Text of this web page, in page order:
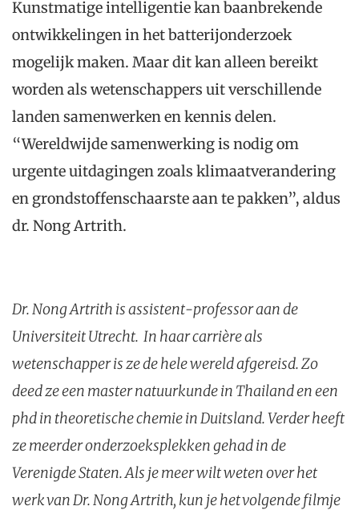
Kunstmatige intelligentie kan baanbrekende
ontwikkelingen in het batterijonderzoek
mogelijk maken. Maar dit kan alleen bereikt
worden als wetenschappers uit verschillende
landen samenwerken en kennis delen.
“Wereldwijde samenwerking is nodig om
urgente uitdagingen zoals klimaatverandering
en grondstoffenschaarste aan te pakken”, aldus
dr. Nong Artrith.
Dr. Nong Artrith is assistent-professor aan de
Universiteit Utrecht. In haar carrière als
wetenschapper is ze de hele wereld afgereisd. Zo
deed ze een master natuurkunde in Thailand en een
phd in theoretische chemie in Duitsland. Verder heeft
ze meerder onderzoeksplekken gehad in de
Verenigde Staten. Als je meer wilt weten over het
werk van Dr. Nong Artrith, kun je het volgende filmje